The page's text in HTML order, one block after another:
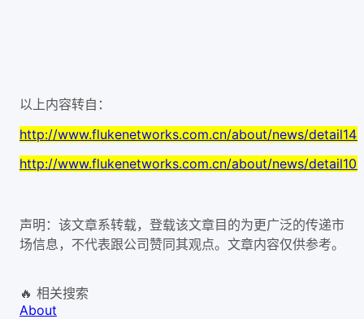
以上内容转自：
http://www.flukenetworks.com.cn/about/news/
http://www.flukenetworks.com.cn/about/news/
声明：该文章系转载，登载该文章目的为更广泛的传递市
场信息，不代表跟公司赞同其观点。文章内容仅供参考。
🔥 相关搜索
About